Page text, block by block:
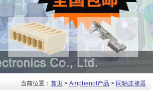
当前位置： 首页 > Amphenol产品 > 同轴连接器